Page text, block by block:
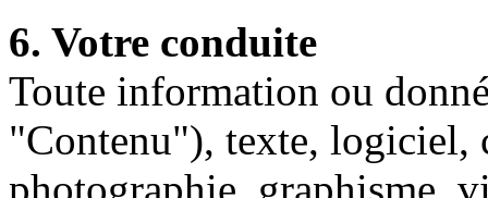
6. Votre conduite
Toute information ou
"Contenu"), texte, logiciel,
photographie, graphisme,